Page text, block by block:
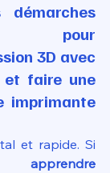
pour
3D avec
et faire une
imprimante
et rapide. Si
apprendre